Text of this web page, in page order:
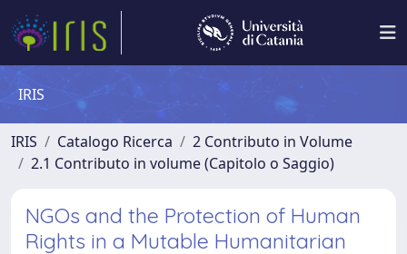
IRIS
IRIS Catalogo Ricerca
2 Contributo in Volume
2.1 Contributo in volume (Capitolo o Saggio)
NGOs and the Protection of Human
Rights in a Mutable Humanitarian